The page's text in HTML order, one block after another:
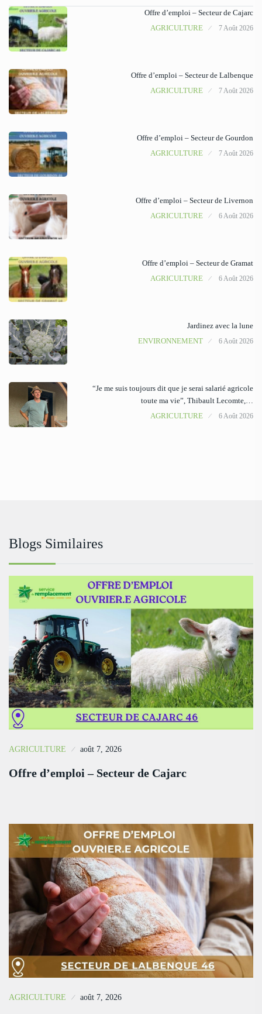
Offre d’emploi – Secteur de Cajarc
AGRICULTURE
7 Août 2026
Offre d’emploi – Secteur de Lalbenque
AGRICULTURE
7 Août 2026
Offre d’emploi – Secteur de Gourdon
AGRICULTURE
7 Août 2026
Offre d’emploi – Secteur de Livernon
AGRICULTURE
6 Août 2026
Offre d’emploi – Secteur de Gramat
AGRICULTURE
6 Août 2026
Jardinez avec la lune
ENVIRONNEMENT
6 Août 2026
“Je me suis toujours dit que je serai salarié agricole
toute ma vie”, Thibault Lecomte,…
AGRICULTURE
6 Août 2026
Blogs Similaires
AGRICULTURE août 7, 2026
Offre d’emploi – Secteur de Cajarc
AGRICULTURE août 7, 2026